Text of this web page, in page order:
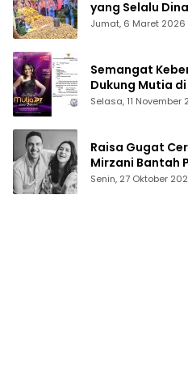
yang Selalu
Jumat, 6 Maret 2026
Semangat
Dukung Mutia
Academy 7
Selasa, 11 November
Raisa Gugat
Mirzani Bantah
Senin, 27 Oktober